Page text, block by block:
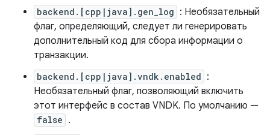
backend.[cpp|java].gen_log : Необязательный
флаг, определяющий, следует ли генерировать
дополнительный код для сбора информации о
транзакции.
backend.[cpp|java].vndk.enabled :
Необязательный флаг, позволяющий включить
этот интерфейс в состав VNDK. По умолчанию —
false .